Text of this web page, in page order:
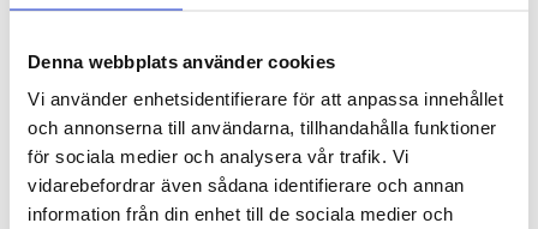
Denna webbplats använder cookies
Vi använder enhetsidentifierare för att anpassa innehållet
och annonserna till användarna, tillhandahålla funktioner
för sociala medier och analysera vår trafik. Vi
vidarebefordrar även sådana identifierare och annan
information från din enhet till de sociala medier och
Läs mera